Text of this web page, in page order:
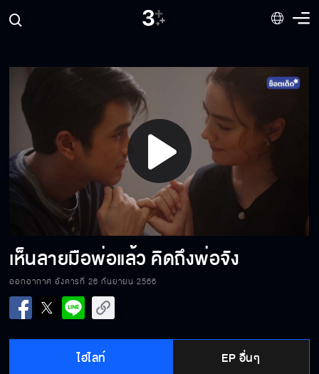
Play
Video
เห็นลายมือพ่อแล้ว คิดถึงพ่อจัง
ออกอากาศ อังคารที่ 26 กันยายน 2566
ไฮไลท์ EP อื่นๆ
ฉันถามว่า เด็กในรูปนี้คือใคร
จัดการมันซะ
เลวแล้วยังขี้ขลาด ยิ่งน่าขยะแขยง
ถึงพ่อคุณไม่อยู่แล้วแต่คุณยังมีผม ผมจะดูแลคุณ